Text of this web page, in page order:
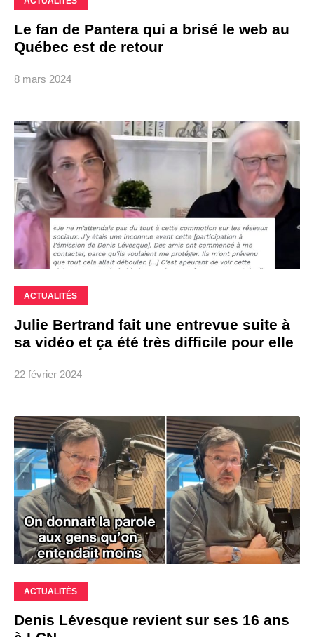
Le fan de Pantera qui a brisé le web au
Québec est de retour
8 mars 2024
ACTUALITÉS
Julie Bertrand fait une entrevue suite à
sa vidéo et ça été très difficile pour elle
22 février 2024
ACTUALITÉS
Denis Lévesque revient sur ses 16 ans